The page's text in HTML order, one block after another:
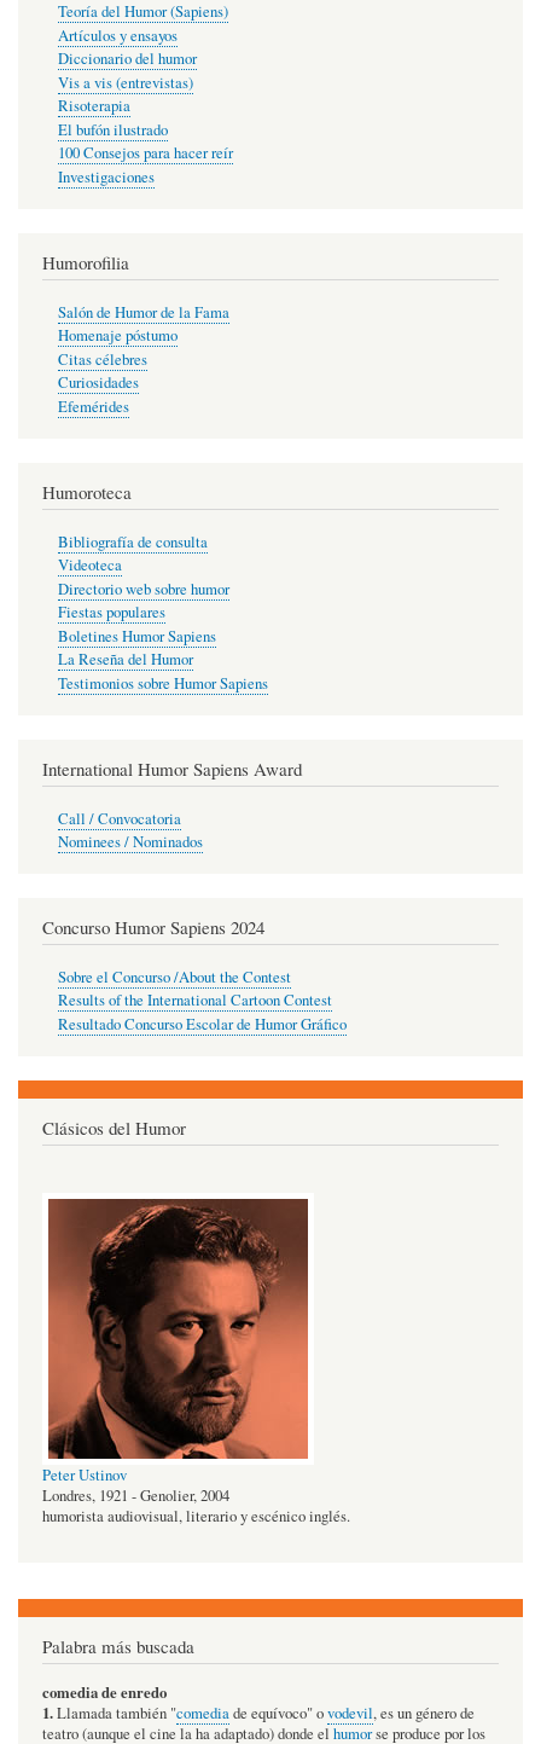
Teoría del Humor (Sapiens)
Artículos y ensayos
Diccionario del humor
Vis a vis (entrevistas)
Risoterapia
El bufón ilustrado
100 Consejos para hacer reír
Investigaciones
Humorofilia
Salón de Humor de la Fama
Homenaje póstumo
Citas célebres
Curiosidades
Efemérides
Humoroteca
Bibliografía de consulta
Videoteca
Directorio web sobre humor
Fiestas populares
Boletines Humor Sapiens
La Reseña del Humor
Testimonios sobre Humor Sapiens
International Humor Sapiens Award
Call / Convocatoria
Nominees / Nominados
Concurso Humor Sapiens 2024
Sobre el Concurso /About the Contest
Results of the International Cartoon Contest
Resultado Concurso Escolar de Humor Gráfico
Clásicos del Humor
Peter Ustinov
Londres, 1921 - Genolier, 2004
humorista audiovisual, literario y escénico inglés.
Palabra más buscada
comedia de enredo
1.Llamada también "comediade equívoco" ovodevil, es un género de
teatro (aunque el cine la ha adaptado) donde el humorse produce por los